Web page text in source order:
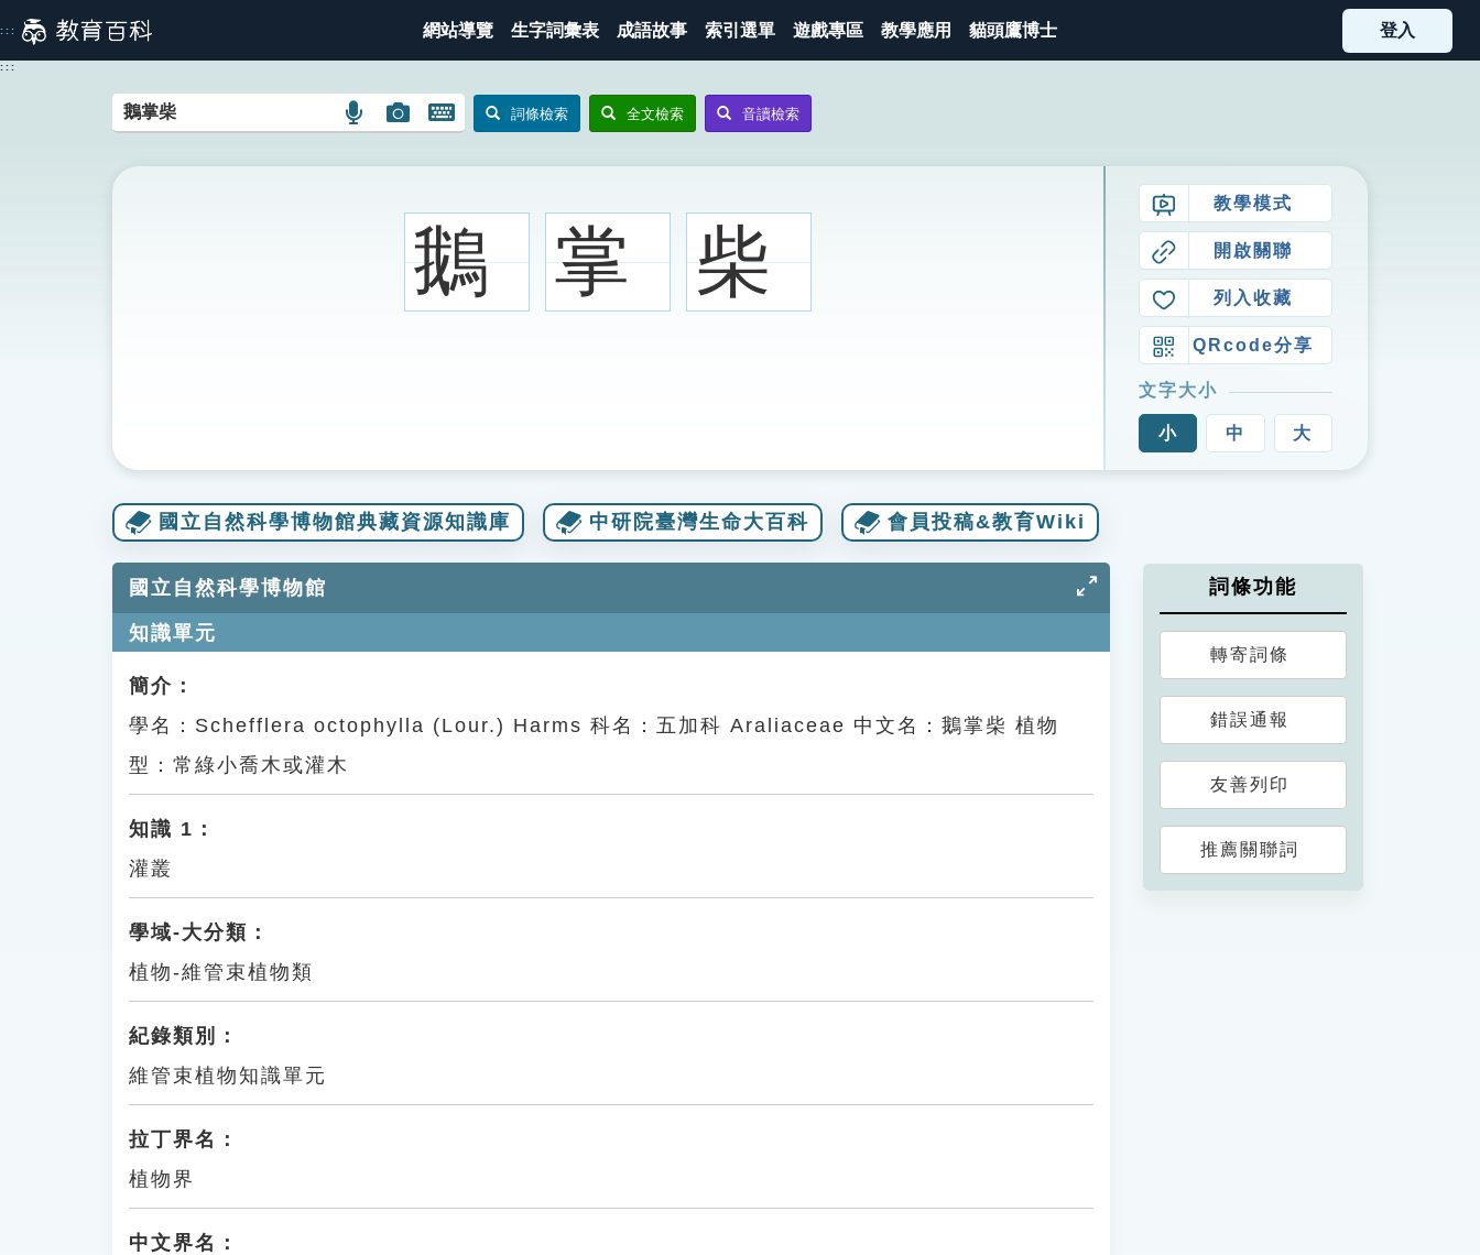
到
主
::: 網站導覽 生字詞彙表 成語故事 索引選單 遊戲專區 教學應用 貓頭鷹博士 登入
:::
語
搜
圖
搜
圖
示
開
鍵
圖
示
詞條檢索 全文檢索 音讀檢索
鵝 掌 柴
教學模式
開啟關聯
列入收藏
QRcode分享
文字大小
小 中 大
國立自然科學博物館典藏資源知識庫 中研院臺灣生命大百科 會員投稿&教育Wiki
國立自然科學博物館
知識單元
簡介：
學名：Schefflera octophylla (Lour.) Harms 科名：五加科 Araliaceae 中文名：鵝掌柴 植物
型：常綠小喬木或灌木
知識 1：
灌叢
學域-大分類：
植物-維管束植物類
紀錄類別：
維管束植物知識單元
拉丁界名：
植物界
中文界名：
詞條功能
轉寄詞條
錯誤通報
友善列印
推薦關聯詞